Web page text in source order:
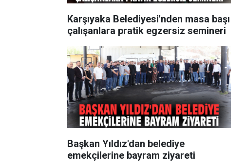
Karşıyaka Belediyesi'nden masa başı
çalışanlara pratik egzersiz semineri
Başkan Yıldız'dan belediye
emekçilerine bayram ziyareti